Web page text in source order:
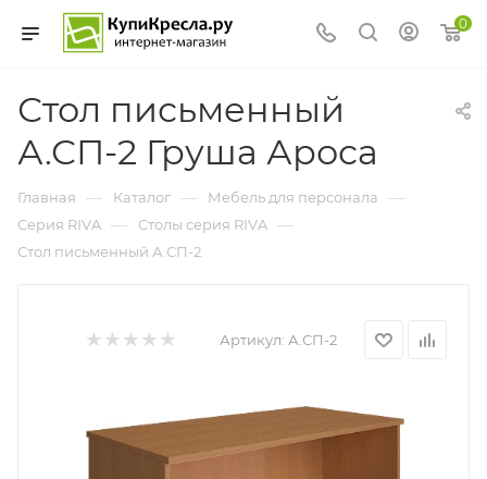
0
Стол письменный
А.СП-2 Груша Ароса
Главная — Каталог — Мебель для персонала —
Cерия RIVA — Столы серия RIVA —
Стол письменный А.СП-2
Артикул: А.СП-2